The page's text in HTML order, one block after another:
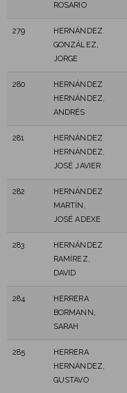
ROSARIO
279
HERNÁNDEZ
GONZÁLEZ,
JORGE
280
HERNÁNDEZ
HERNÁNDEZ,
ANDRÉS
281
HERNÁNDEZ
HERNÁNDEZ,
JOSÉ JAVIER
282
HERNÁNDEZ
MARTÍN,
JOSÉ ADEXE
283
HERNÁNDEZ
RAMÍREZ,
DAVID
284
HERRERA
BORMANN,
SARAH
285
HERRERA
HERNÁNDEZ,
GUSTAVO